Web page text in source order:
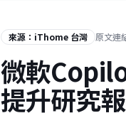
來源：iThome 台灣 原文連
微軟
提升研究